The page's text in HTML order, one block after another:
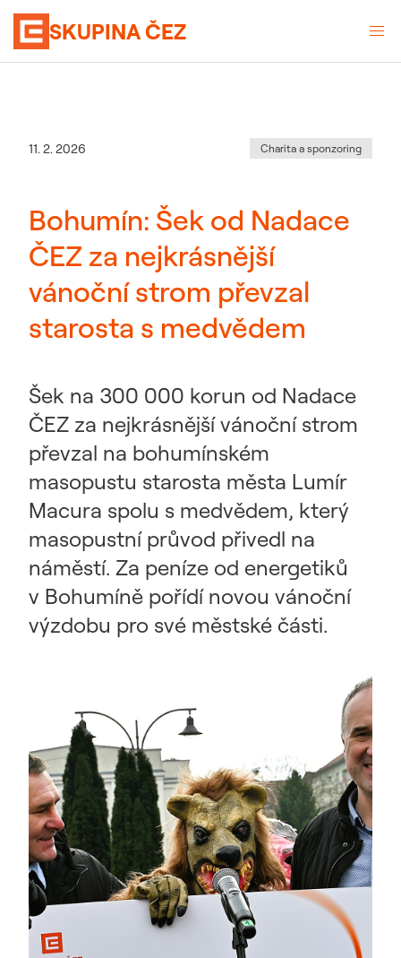
SKUPINA ČEZ
Datum zveřejnění
11. 2. 2026 Kategorie:
Charita a sponzoring
Bohumín: Šek od Nadace
ČEZ za nejkrásnější
vánoční strom převzal
starosta s medvědem
Šek na 300 000 korun od Nadace
ČEZ za nejkrásnější vánoční strom
převzal na bohumínském
masopustu starosta města Lumír
Macura spolu s medvědem, který
masopustní průvod přivedl na
náměstí. Za peníze od energetiků
v Bohumíně pořídí novou vánoční
výzdobu pro své městské části.